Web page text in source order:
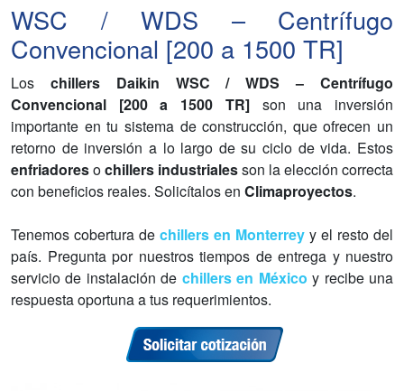
WSC / WDS – Centrífugo
Convencional [200 a 1500 TR]
Los chillers Daikin WSC / WDS – Centrífugo
Convencional [200 a 1500 TR]son una inversión
importante en tu sistema de construcción, que ofrecen un
retorno de inversión a lo largo de su ciclo de vida. Estos
enfriadoresochillers industrialesson la elección correcta
con beneficios reales. Solicítalos en Climaproyectos.
Tenemos cobertura de chillers en Monterrey y el resto del
país. Pregunta por nuestros tiempos de entrega y nuestro
servicio de instalación de chillers en México y recibe una
respuesta oportuna a tus requerimientos.